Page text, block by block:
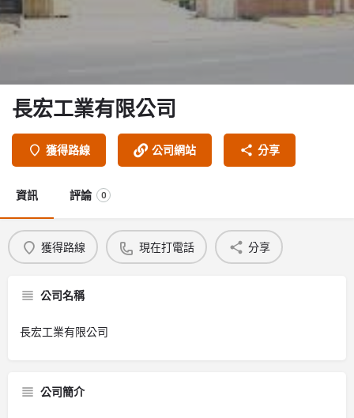
長宏工業有限公司
獲得路線 公司網站 分享
資訊 評論 0
獲得路線 現在打電話 分享
公司名稱
長宏工業有限公司
公司簡介